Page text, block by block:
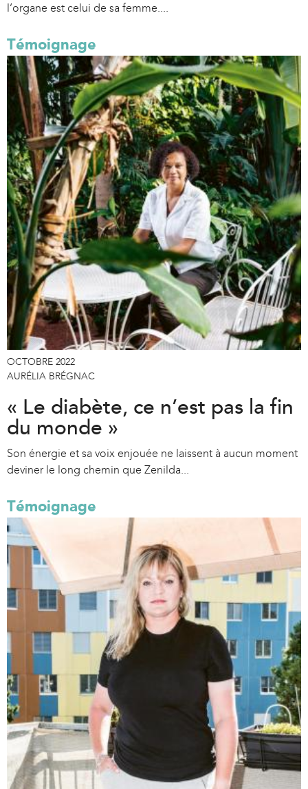
l’organe est celui de sa femme....
Témoignage
OCTOBRE 2022
AURÉLIA BRÉGNAC
« Le diabète, ce n’est pas la fin
du monde »
Son énergie et sa voix enjouée ne laissent à aucun moment
deviner le long chemin que Zenilda...
Témoignage